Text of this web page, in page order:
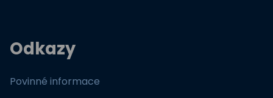
Odkazy
Povinné informace